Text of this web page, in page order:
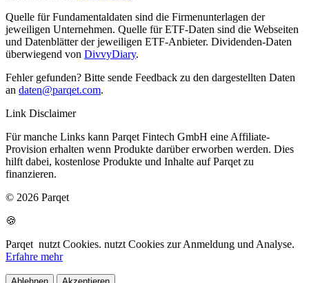
Quelle für Fundamentaldaten sind die Firmenunterlagen der
jeweiligen Unternehmen. Quelle für ETF-Daten sind die Webseiten
und Datenblätter der jeweiligen ETF-Anbieter. Dividenden-Daten
überwiegend von DivvyDiary.
Fehler gefunden? Bitte sende Feedback zu den dargestellten Daten
an daten@parqet.com.
Link Disclaimer
Für manche Links kann Parqet Fintech GmbH eine Affiliate-
Provision erhalten wenn Produkte darüber erworben werden. Dies
hilft dabei, kostenlose Produkte und Inhalte auf Parqet zu
finanzieren.
© 2026 Parqet
🍪
Parqet nutzt Cookies. nutzt Cookies zur Anmeldung und Analyse.
Erfahre mehr